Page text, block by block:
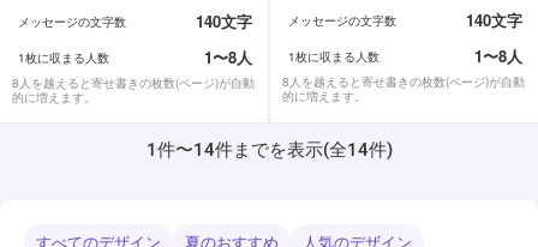
メッセージの文字数 140文字
1枚に収まる人数 1〜8人
8人を越えると寄せ書きの枚数(ページ)が自動
的に増えます。
メッセージの文字数 140文字
1枚に収まる人数 1〜8人
8人を越えると寄せ書きの枚数(ページ)が自動
的に増えます。
1件〜14件までを表示(全14件)
すべてのデザイン 夏のおすすめ
人気のデザイン